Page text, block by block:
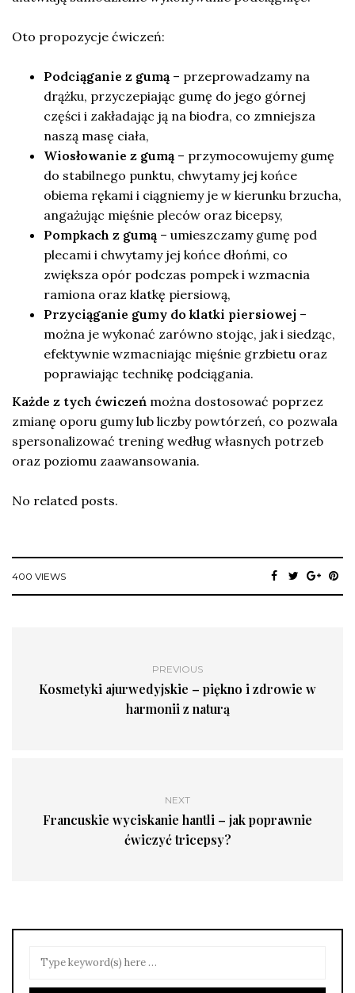
Oto propozycje ćwiczeń:
Podciąganie z gumą – przeprowadzamy na
drążku, przyczepiając gumę do jego górnej
części i zakładając ją na biodra, co zmniejsza
naszą masę ciała,
Wiosłowanie z gumą – przymocowujemy gumę
do stabilnego punktu, chwytamy jej końce
obiema rękami i ciągniemy je w kierunku brzucha,
angażując mięśnie pleców oraz bicepsy,
Pompkach z gumą – umieszczamy gumę pod
plecami i chwytamy jej końce dłońmi, co
zwiększa opór podczas pompek i wzmacnia
ramiona oraz klatkę piersiową,
Przyciąganie gumy do klatki piersiowej –
można je wykonać zarówno stojąc, jak i siedząc,
efektywnie wzmacniając mięśnie grzbietu oraz
poprawiając technikę podciągania.
Każde z tych ćwiczeń można dostosować poprzez
zmianę oporu gumy lub liczby powtórzeń, co pozwala
spersonalizować trening według własnych potrzeb
oraz poziomu zaawansowania.
No related posts.
400 VIEWS
PREVIOUS
Kosmetyki ajurwedyjskie – piękno i zdrowie w
harmonii z naturą
NEXT
Francuskie wyciskanie hantli – jak poprawnie
ćwiczyć tricepsy?